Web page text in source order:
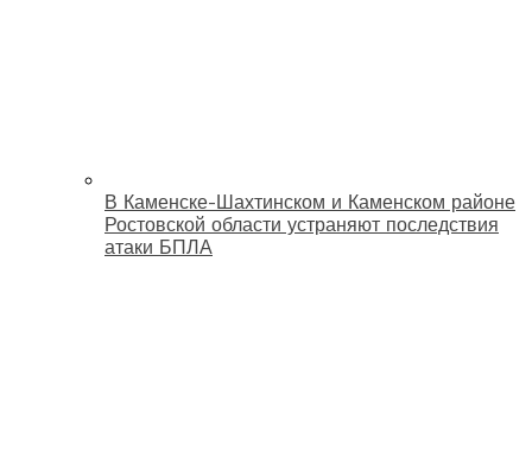
В Каменске-Шахтинском и Каменском районе
Ростовской области устраняют последствия
атаки БПЛА